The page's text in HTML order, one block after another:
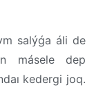
salýǵa áli de
másele dep
kedergi joq.